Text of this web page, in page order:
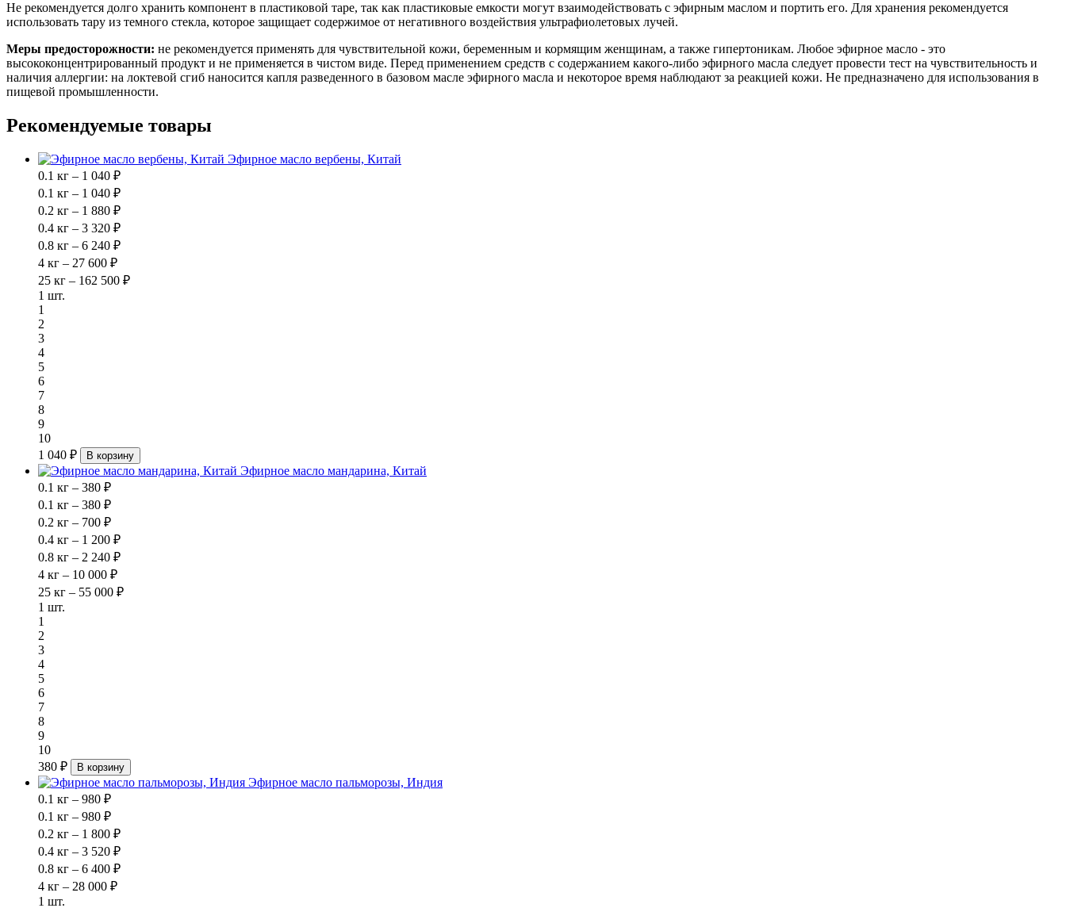
Не рекомендуется долго хранить компонент в пластиковой таре, так как пластиковые емкости могут взаимодействовать с эфирным маслом и портить его. Для хранения рекомендуется
использовать тару из темного стекла, которое защищает содержимое от негативного воздействия ультрафиолетовых лучей.
Меры предосторожности: не рекомендуется применять для чувствительной кожи, беременным и кормящим женщинам, а также гипертоникам. Любое эфирное масло - это
высококонцентрированный продукт и не применяется в чистом виде. Перед применением средств с содержанием какого-либо эфирного масла следует провести тест на чувствительность и
наличия аллергии: на локтевой сгиб наносится капля разведенного в базовом масле эфирного масла и некоторое время наблюдают за реакцией кожи. Не предназначено для использования в
пищевой промышленности.
Рекомендуемые товары
Эфирное масло вербены, Китай
0.1 кг – 1 040 ₽
0.1 кг – 1 040 ₽
0.2 кг – 1 880 ₽
0.4 кг – 3 320 ₽
0.8 кг – 6 240 ₽
4 кг – 27 600 ₽
25 кг – 162 500 ₽
1 шт.
1
2
3
4
5
6
7
8
9
10
1 040 ₽
В корзину
Эфирное масло мандарина, Китай
0.1 кг – 380 ₽
0.1 кг – 380 ₽
0.2 кг – 700 ₽
0.4 кг – 1 200 ₽
0.8 кг – 2 240 ₽
4 кг – 10 000 ₽
25 кг – 55 000 ₽
1 шт.
1
2
3
4
5
6
7
8
9
10
380 ₽
В корзину
Эфирное масло пальморозы, Индия
0.1 кг – 980 ₽
0.1 кг – 980 ₽
0.2 кг – 1 800 ₽
0.4 кг – 3 520 ₽
0.8 кг – 6 400 ₽
4 кг – 28 000 ₽
1 шт.